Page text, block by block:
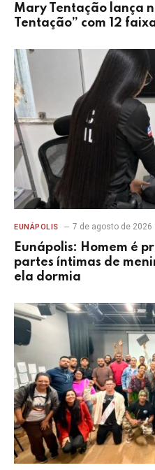
Mary Tentação lança
Tentação” com 12
EUNÁPOLIS 7 de agosto de 2026
Eunápolis: Homem é
partes íntimas de
ela dormia